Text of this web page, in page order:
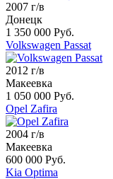
2007 г/в
Донецк
1 350 000 Руб.
Volkswagen Passat
2012 г/в
Макеевка
1 050 000 Руб.
Opel Zafira
2004 г/в
Макеевка
600 000 Руб.
Kia Optima